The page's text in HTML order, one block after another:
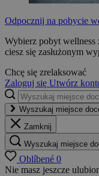
Odpocznij na pobycie
Wybierz pobyt wellness
ciesz się zasłużonym
Chcę się zrelaksować
Zaloguj się Utwórz
Wyszukaj miejsce
Zamknij
Wyszukaj miejsce
Oblíbené 0
Nie masz jeszcze